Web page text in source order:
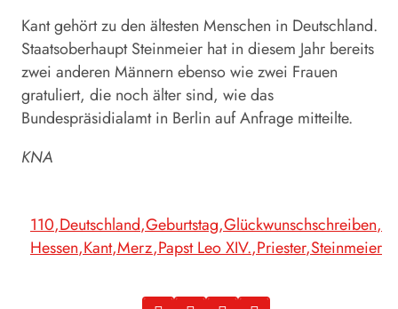
Kant gehört zu den ältesten Menschen in Deutschland.
Staatsoberhaupt Steinmeier hat in diesem Jahr bereits
zwei anderen Männern ebenso wie zwei Frauen
gratuliert, die noch älter sind, wie das
Bundespräsidialamt in Berlin auf Anfrage mitteilte.
KNA
110 Deutschland Geburtstag Glückwunschschreiben
Hessen Kant Merz Papst Leo XIV. Priester Steinmeier